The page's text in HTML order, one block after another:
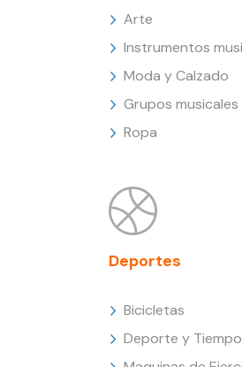
Arte
Instrumentos
Moda y Calzado
Grupos musicales
Ropa
Deportes
Bicicletas
Deporte y